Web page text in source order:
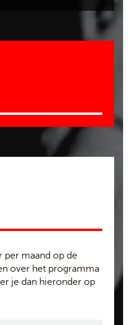
per maand op de
over het programma
je dan hieronder op